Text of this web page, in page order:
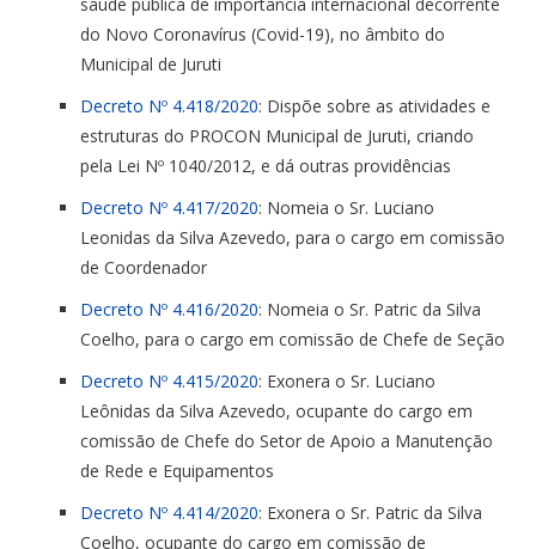
do Novo Coronavírus (Covid-19), no âmbito do
Municipal de Juruti
Decreto Nº 4.418/2020: Dispõe sobre as atividades e
estruturas do PROCON Municipal de Juruti, criando
pela Lei Nº 1040/2012, e dá outras providências
Decreto Nº 4.417/2020: Nomeia o Sr. Luciano
Leonidas da Silva Azevedo, para o cargo em comissão
de Coordenador
Decreto Nº 4.416/2020: Nomeia o Sr. Patric da Silva
Coelho, para o cargo em comissão de Chefe de Seção
Decreto Nº 4.415/2020: Exonera o Sr. Luciano
Leônidas da Silva Azevedo, ocupante do cargo em
comissão de Chefe do Setor de Apoio a Manutenção
de Rede e Equipamentos
Decreto Nº 4.414/2020: Exonera o Sr. Patric da Silva
Coelho, ocupante do cargo em comissão de